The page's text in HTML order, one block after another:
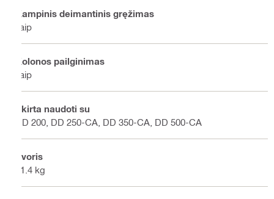
Kampinis deimantinis gręžimas
Taip
Kolonos pailginimas
Taip
Skirta naudoti su
DD 200, DD 250-CA, DD 350-CA, DD 500-CA
Svoris
21.4 kg